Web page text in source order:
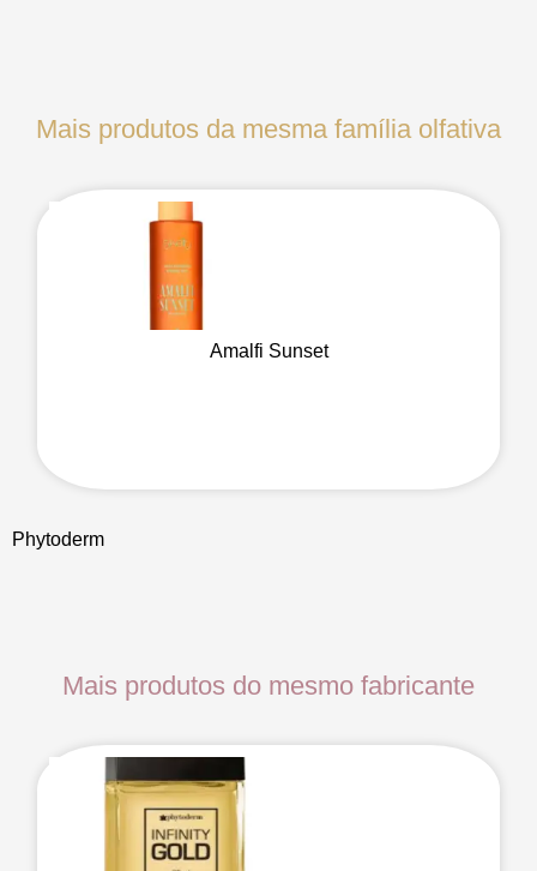
Mais produtos da mesma família olfativa
Amalfi Sunset
Phytoderm
Mais produtos do mesmo fabricante